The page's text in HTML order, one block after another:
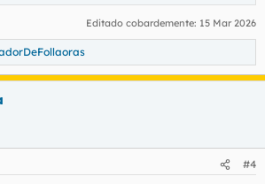
Editado cobardemente: 15 Mar 2026
#4